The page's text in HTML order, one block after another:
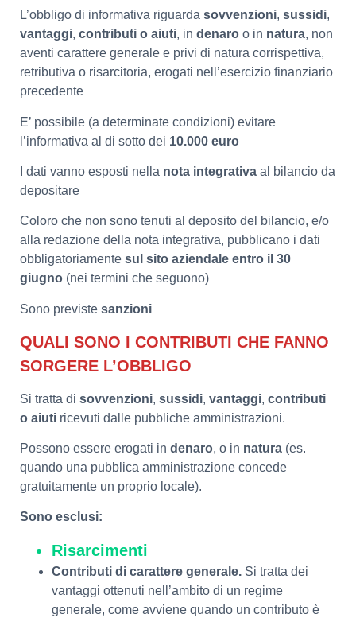
L’obbligo di informativa riguarda sovvenzioni, sussidi,
vantaggi, contributi o aiuti, in denaro o in natura, non
aventi carattere generale e privi di natura corrispettiva,
retributiva o risarcitoria, erogati nell’esercizio finanziario
precedente
E’ possibile (a determinate condizioni) evitare
l’informativa al di sotto dei 10.000 euro
I dati vanno esposti nella nota integrativa al bilancio da
depositare
Coloro che non sono tenuti al deposito del bilancio, e/o
alla redazione della nota integrativa, pubblicano i dati
obbligatoriamente sul sito aziendale entro il 30
giugno (nei termini che seguono)
Sono previste sanzioni
QUALI SONO I CONTRIBUTI CHE FANNO
SORGERE L’OBBLIGO
Si tratta di sovvenzioni, sussidi, vantaggi, contributi
o aiuti ricevuti dalle pubbliche amministrazioni.
Possono essere erogati in denaro, o in natura (es.
quando una pubblica amministrazione concede
gratuitamente un proprio locale).
Sono esclusi:
Risarcimenti
Contributi di carattere generale. Si tratta dei
vantaggi ottenuti nell’ambito di un regime
generale, come avviene quando un contributo è